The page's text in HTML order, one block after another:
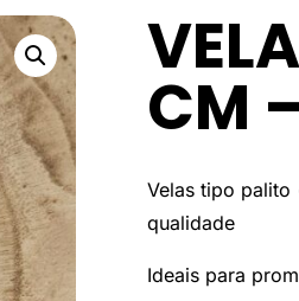
CM
Velas tipo palito
qualidade
Ideais para